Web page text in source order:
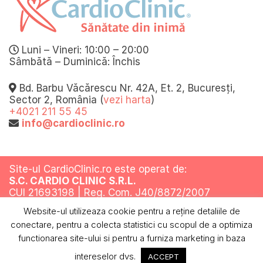
Luni – Vineri: 10:00 – 20:00
Sâmbătă – Duminică: Închis
Bd. Barbu Văcărescu Nr. 42A, Et. 2, Bucuresți,
Sector 2, România (vezi harta)
+4021 211 55 45
info@cardioclinic.ro
Site-ul CardioClinic.ro este operat de:
S.C. CARDIO CLINIC S.R.L.
CUI 21693198 | Reg. Com. J40/8872/2007
Toate drepturile rezervate @ 2019
Termeni si conditii Politica de confidentialitate
Politica cookies
ANPC
Website-ul utilizeaza cookie pentru a reţine detaliile de
conectare, pentru a colecta statistici cu scopul de a optimiza
functionarea site-ului si pentru a furniza marketing in baza
intereselor dvs.
ACCEPT